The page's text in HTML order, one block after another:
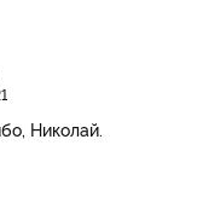
Николай.